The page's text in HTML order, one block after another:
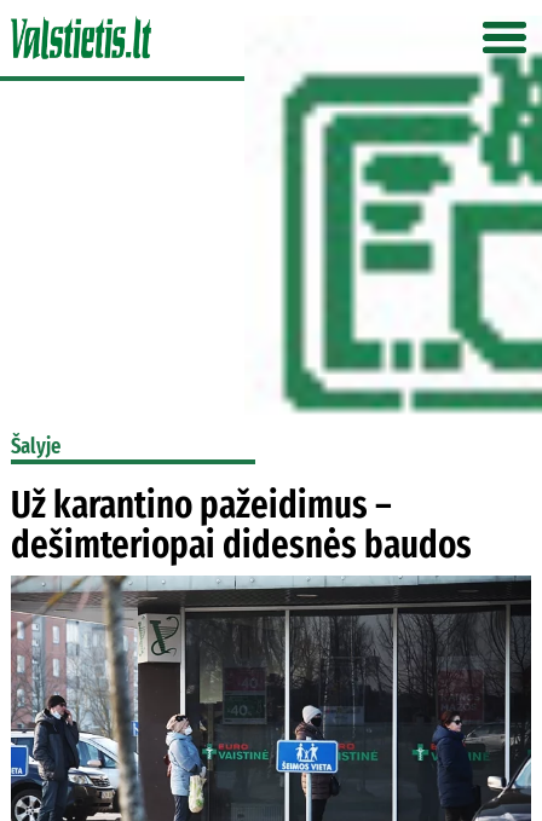
Šalyje
Už karantino pažeidimus –
dešimteriopai didesnės baudos